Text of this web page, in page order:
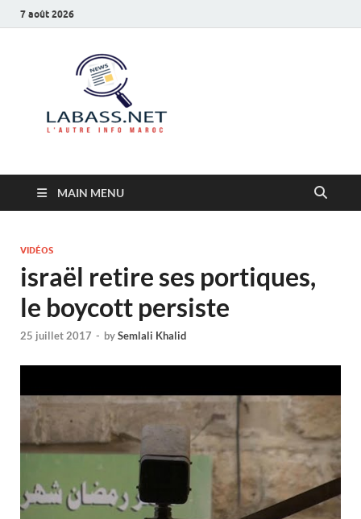
7 août 2026
MAIN MENU
VIDÉOS
israël retire ses portiques,
le boycott persiste
25 juillet 2017 - bySemlali Khalid